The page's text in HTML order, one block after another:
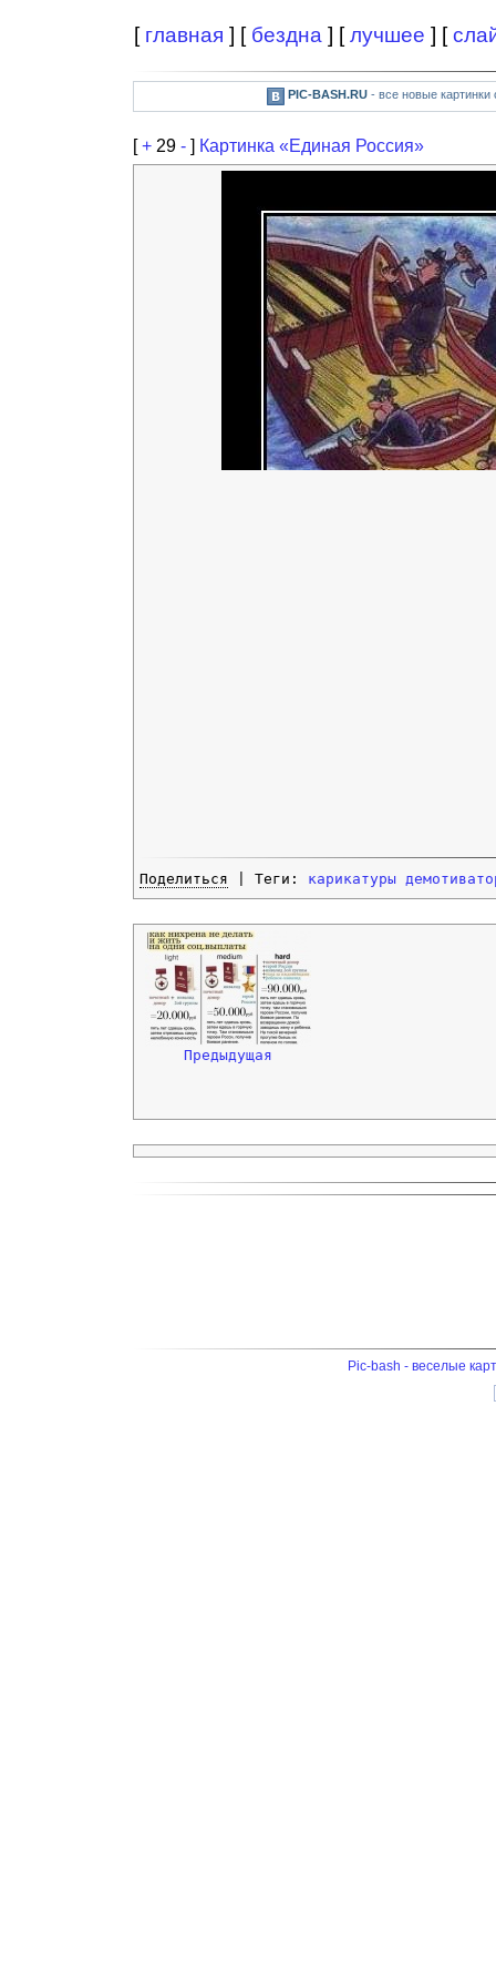
[ главная ] [ бездна ] [лучшее ] [
PIC-BASH.RU- все новые картинки
[+ 29 - ] Картинка «Единая Россия»
Поделиться | Теги: карикатуры
Предыдущая
Pic-bash - веселые